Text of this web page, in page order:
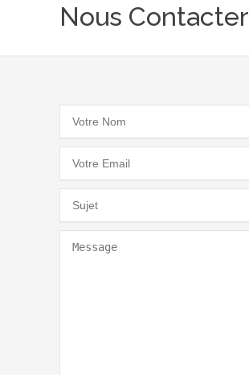
Nous Contacter